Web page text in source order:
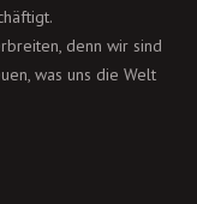
denn wir sind
was uns die Welt